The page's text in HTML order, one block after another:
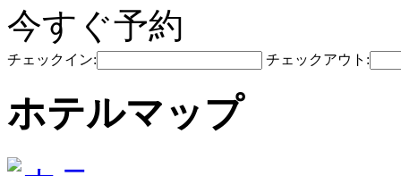
今すぐ予約
チェックイン: チェックアウト:
ホテルマップ